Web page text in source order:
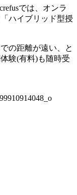
では、オンラ
ハイブリッド型授
の距離が遠い、と
験(有料)も随時受